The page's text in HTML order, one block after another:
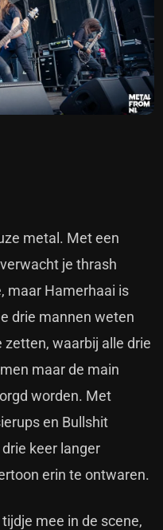
metal. Met een
je thrash
maar Hamerhaai is
drie mannen weten
waarbij alle drie
maar de main
worden. Met
en Bullshit
keer langer
erin te ontwaren.
mee in de scene,